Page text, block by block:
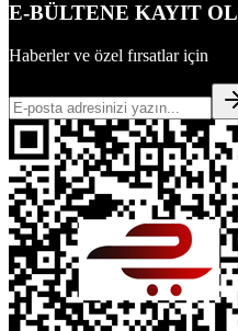
E-BÜLTENE KAYIT OL
Haberler ve özel fırsatlar için